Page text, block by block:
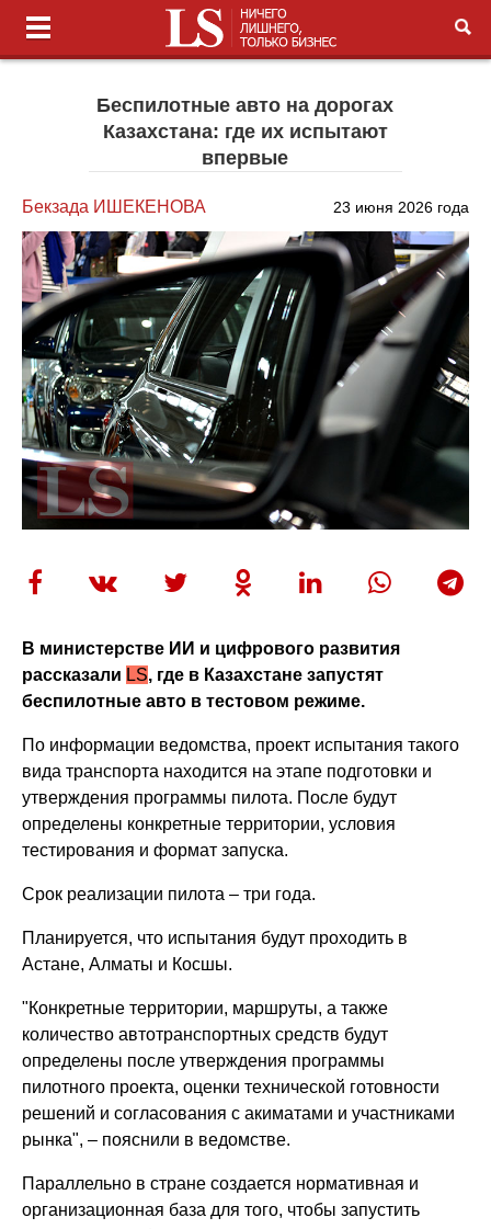
Беспилотные авто на дорогах
Казахстана: где их испытают
впервые
Бекзада ИШЕКЕНОВА 23 июня 2026 года
В министерстве ИИ и цифрового развития
рассказали LS, где в Казахстане запустят
беспилотные авто в тестовом режиме.
По информации ведомства, проект испытания такого
вида транспорта находится на этапе подготовки и
утверждения программы пилота. После будут
определены конкретные территории, условия
тестирования и формат запуска.
Срок реализации пилота – три года.
Планируется, что испытания будут проходить в
Астане, Алматы и Косшы.
"Конкретные территории, маршруты, а также
количество автотранспортных средств будут
определены после утверждения программы
пилотного проекта, оценки технической готовности
решений и согласования с акиматами и участниками
рынка", – пояснили в ведомстве.
Параллельно в стране создается нормативная и
организационная база для того, чтобы запустить